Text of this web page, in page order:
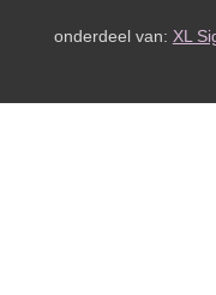
Deze
onderdeel van: XL